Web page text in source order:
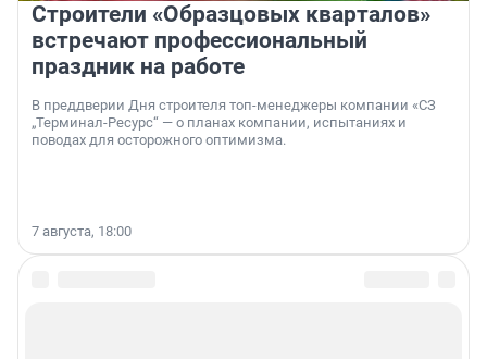
Строители «Образцовых кварталов»
встречают профессиональный
праздник на работе
В преддверии Дня строителя топ-менеджеры компании «СЗ
„Терминал-Ресурс“ — о планах компании, испытаниях и
поводах для осторожного оптимизма.
7 августа, 18:00